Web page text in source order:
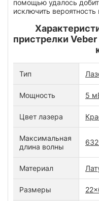
помощью удалось
исключить
пристрелки Veber
Тип
Мощность 5
Цвет лазера
Максимальная
длина волны
Материал
Размеры